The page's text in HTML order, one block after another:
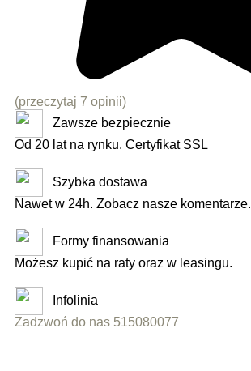
(przeczytaj 7 opinii)
Zawsze bezpiecznie
Od 20 lat na rynku. Certyfikat SSL
Szybka dostawa
Nawet w 24h. Zobacz nasze komentarze.
Formy finansowania
Możesz kupić na raty oraz w leasingu.
Infolinia
Zadzwoń do nas 515080077